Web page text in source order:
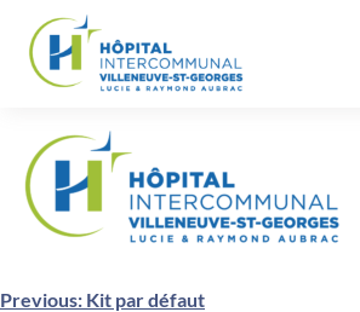
Previous: Kit par défaut